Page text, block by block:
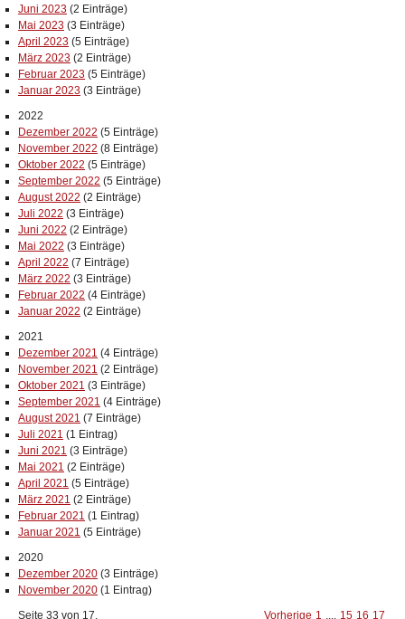
Juni 2023 (2 Einträge)
Mai 2023 (3 Einträge)
April 2023 (5 Einträge)
März 2023 (2 Einträge)
Februar 2023 (5 Einträge)
Januar 2023 (3 Einträge)
2022
Dezember 2022 (5 Einträge)
November 2022 (8 Einträge)
Oktober 2022 (5 Einträge)
September 2022 (5 Einträge)
August 2022 (2 Einträge)
Juli 2022 (3 Einträge)
Juni 2022 (2 Einträge)
Mai 2022 (3 Einträge)
April 2022 (7 Einträge)
März 2022 (3 Einträge)
Februar 2022 (4 Einträge)
Januar 2022 (2 Einträge)
2021
Dezember 2021 (4 Einträge)
November 2021 (2 Einträge)
Oktober 2021 (3 Einträge)
September 2021 (4 Einträge)
August 2021 (7 Einträge)
Juli 2021 (1 Eintrag)
Juni 2021 (3 Einträge)
Mai 2021 (2 Einträge)
April 2021 (5 Einträge)
März 2021 (2 Einträge)
Februar 2021 (1 Eintrag)
Januar 2021 (5 Einträge)
2020
Dezember 2020 (3 Einträge)
November 2020 (1 Eintrag)
Seite 33 von 17.
Vorherige 1 .... 15 16 17